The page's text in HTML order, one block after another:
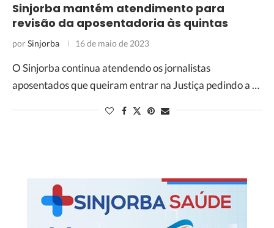
Sinjorba mantém atendimento para
revisão da aposentadoria às quintas
porSinjorba 16 de maio de 2023
O Sinjorba continua atendendo os jornalistas
aposentados que queiram entrar na Justiça pedindo a …